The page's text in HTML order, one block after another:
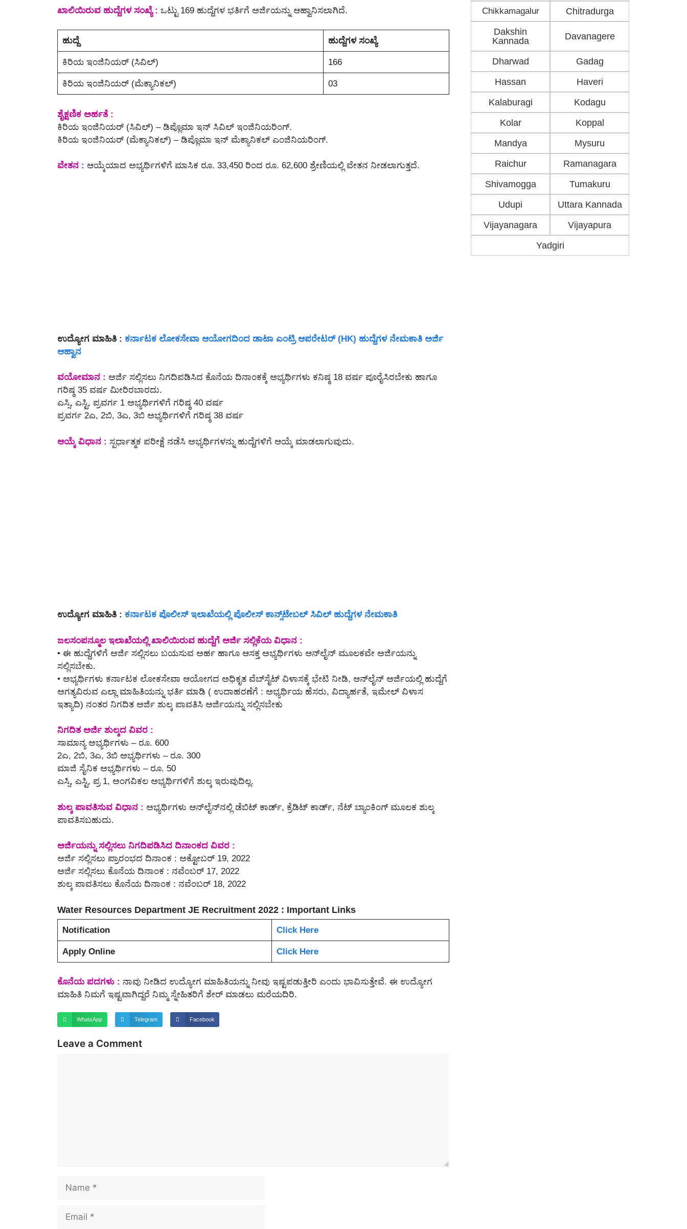
ಖಾಲಿಯಿರುವ ಹುದ್ದೆಗಳ ಸಂಖ್ಯೆ : ಒಟ್ಟು 169 ಹುದ್ದೆಗಳ ಭರ್ತಿಗೆ ಅರ್ಜಿಯನ್ನು ಆಹ್ವಾನಿಸಲಾಗಿದೆ.
ಹುದ್ದೆ ಹುದ್ದೆಗಳ ಸಂಖ್ಯೆ
ಕಿರಿಯ ಇಂಜಿನಿಯರ್ (ಸಿವಿಲ್) 166
ಕಿರಿಯ ಇಂಜಿನಿಯರ್ (ಮೆಕ್ಯಾನಿಕಲ್) 03
ಶೈಕ್ಷಣಿಕ ಅರ್ಹತೆ :
ಕಿರಿಯ ಇಂಜಿನಿಯರ್ (ಸಿವಿಲ್) – ಡಿಪ್ಲೊಮಾ ಇನ್ ಸಿವಿಲ್ ಇಂಜಿನಿಯರಿಂಗ್.
ಕಿರಿಯ ಇಂಜಿನಿಯರ್ (ಮೆಕ್ಯಾನಿಕಲ್) – ಡಿಪ್ಲೊಮಾ ಇನ್ ಮೆಕ್ಯಾನಿಕಲ್ ಎಂಜಿನಿಯರಿಂಗ್.
ವೇತನ : ಆಯ್ಕೆಯಾದ ಅಭ್ಯರ್ಥಿಗಳಿಗೆ ಮಾಸಿಕ ರೂ. 33,450 ರಿಂದ ರೂ. 62,600 ಶ್ರೇಣಿಯಲ್ಲಿ ವೇತನ ನೀಡಲಾಗುತ್ತದೆ.
ಉದ್ಯೋಗ ಮಾಹಿತಿ : ಕರ್ನಾಟಕ ಲೋಕಸೇವಾ ಆಯೋಗದಿಂದ ಡಾಟಾ ಎಂಟ್ರಿ ಆಪರೇಟರ್ (HK) ಹುದ್ದೆಗಳ ನೇಮಕಾತಿ ಅರ್ಜಿ
ಆಹ್ವಾನ
ವಯೋಮಾನ : ಅರ್ಜಿ ಸಲ್ಲಿಸಲು ನಿಗದಿಪಡಿಸಿದ ಕೊನೆಯ ದಿನಾಂಕಕ್ಕೆ ಅಭ್ಯರ್ಥಿಗಳು ಕನಿಷ್ಠ 18 ವರ್ಷ ಪೂರೈಸಿರಬೇಕು ಹಾಗೂ
ಗರಿಷ್ಠ 35 ವರ್ಷ ಮೀರಿರಬಾರದು.
ಎಸ್ಸಿ, ಎಸ್ಟಿ, ಪ್ರವರ್ಗ 1 ಅಭ್ಯರ್ಥಿಗಳಿಗೆ ಗರಿಷ್ಠ 40 ವರ್ಷ
ಪ್ರವರ್ಗ 2ಎ, 2ಬಿ, 3ಎ, 3ಬಿ ಅಭ್ಯರ್ಥಿಗಳಿಗೆ ಗರಿಷ್ಠ 38 ವರ್ಷ
ಆಯ್ಕೆ ವಿಧಾನ : ಸ್ಪರ್ಧಾತ್ಮಕ ಪರೀಕ್ಷೆ ನಡೆಸಿ ಅಭ್ಯರ್ಥಿಗಳನ್ನು ಹುದ್ದೆಗಳಿಗೆ ಆಯ್ಕೆ ಮಾಡಲಾಗುವುದು.
ಉದ್ಯೋಗ ಮಾಹಿತಿ : ಕರ್ನಾಟಕ ಪೊಲೀಸ್ ಇಲಾಖೆಯಲ್ಲಿ ಪೊಲೀಸ್ ಕಾನ್ಸ್‌ಟೇಬಲ್‌ ಸಿವಿಲ್ ಹುದ್ದೆಗಳ ನೇಮಕಾತಿ
ಜಲಸಂಪನ್ಮೂಲ ಇಲಾಖೆಯಲ್ಲಿ ಖಾಲಿಯಿರುವ ಹುದ್ದೆಗೆ ಅರ್ಜಿ ಸಲ್ಲಿಕೆಯ ವಿಧಾನ :
• ಈ ಹುದ್ದೆಗಳಿಗೆ ಅರ್ಜಿ ಸಲ್ಲಿಸಲು ಬಯಸುವ ಅರ್ಹ ಹಾಗೂ ಆಸಕ್ತ ಅಭ್ಯರ್ಥಿಗಳು ಆನ್‌ಲೈನ್‌ ಮೂಲಕವೇ ಅರ್ಜಿಯನ್ನು
ಸಲ್ಲಿಸಬೇಕು.
• ಅಭ್ಯರ್ಥಿಗಳು ಕರ್ನಾಟಕ ಲೋಕಸೇವಾ ಆಯೋಗದ ಅಧಿಕೃತ ವೆಬ್‌ಸೈಟ್ ವಿಳಾಸಕ್ಕೆ ಭೇಟಿ ನೀಡಿ, ಆನ್‌ಲೈನ್‌ ಅರ್ಜಿಯಲ್ಲಿ ಹುದ್ದೆಗೆ
ಅಗತ್ಯವಿರುವ ಎಲ್ಲಾ ಮಾಹಿತಿಯನ್ನು ಭರ್ತಿ ಮಾಡಿ ( ಉದಾಹರಣೆಗೆ : ಅಭ್ಯರ್ಥಿಯ ಹೆಸರು, ವಿದ್ಯಾರ್ಹತೆ, ಇಮೇಲ್ ವಿಳಾಸ
ಇತ್ಯಾದಿ) ನಂತರ ನಿಗದಿತ ಅರ್ಜಿ ಶುಲ್ಕ ಪಾವತಿಸಿ ಅರ್ಜಿಯನ್ನು ಸಲ್ಲಿಸಬೇಕು
ನಿಗದಿತ ಅರ್ಜಿ ಶುಲ್ಕದ ವಿವರ :
ಸಾಮಾನ್ಯ ಅಭ್ಯರ್ಥಿಗಳು – ರೂ. 600
2ಎ, 2ಬಿ, 3ಎ, 3ಬಿ ಅಭ್ಯರ್ಥಿಗಳು – ರೂ. 300
ಮಾಜಿ ಸೈನಿಕ ಅಭ್ಯರ್ಥಿಗಳು – ರೂ. 50
ಎಸ್ಸಿ, ಎಸ್ಟಿ, ಪ್ರ 1, ಅಂಗವಿಕಲ ಅಭ್ಯರ್ಥಿಗಳಿಗೆ ಶುಲ್ಕ ಇರುವುದಿಲ್ಲ.
ಶುಲ್ಕ ಪಾವತಿಸುವ ವಿಧಾನ : ಅಭ್ಯರ್ಥಿಗಳು ಆನ್‌ಲೈನ್‌ನಲ್ಲಿ ಡೆಬಿಟ್ ಕಾರ್ಡ್, ಕ್ರೆಡಿಟ್ ಕಾರ್ಡ್, ನೆಟ್ ಬ್ಯಾಂಕಿಂಗ್ ಮೂಲಕ ಶುಲ್ಕ
ಪಾವತಿಸಬಹುದು.
ಅರ್ಜಿಯನ್ನು ಸಲ್ಲಿಸಲು ನಿಗದಿಪಡಿಸಿದ ದಿನಾಂಕದ ವಿವರ :
ಅರ್ಜಿ ಸಲ್ಲಿಸಲು ಪ್ರಾರಂಭದ ದಿನಾಂಕ : ಅಕ್ಟೋಬರ್ 19, 2022
ಅರ್ಜಿ ಸಲ್ಲಿಸಲು ಕೊನೆಯ ದಿನಾಂಕ : ನವೆಂಬರ್ 17, 2022
ಶುಲ್ಕ ಪಾವತಿಸಲು ಕೊನೆಯ ದಿನಾಂಕ : ನವೆಂಬರ್ 18, 2022
Water Resources Department JE Recruitment 2022 : Important Links
Notification Click Here
Apply Online Click Here
ಕೊನೆಯ ಪದಗಳು : ನಾವು ನೀಡಿದ ಉದ್ಯೋಗ ಮಾಹಿತಿಯನ್ನು ನೀವು ಇಷ್ಟಪಡುತ್ತೀರಿ ಎಂದು ಭಾವಿಸುತ್ತೇವೆ. ಈ ಉದ್ಯೋಗ
ಮಾಹಿತಿ ನಿಮಗೆ ಇಷ್ಟವಾಗಿದ್ದರೆ ನಿಮ್ಮ ಸ್ನೇಹಿತರಿಗೆ ಶೇರ್ ಮಾಡಲು ಮರೆಯದಿರಿ.
WhatsApp Telegram Facebook
Leave a Comment
Chikkamagalur
Chitradurga
Dakshin
Kannada
Davanagere
Dharwad
Gadag
Hassan
Haveri
Kalaburagi
Kodagu
Kolar
Koppal
Mandya
Mysuru
Raichur
Ramanagara
Shivamogga
Tumakuru
Udupi
Uttara Kannada
Vijayanagara
Vijayapura
Yadgiri